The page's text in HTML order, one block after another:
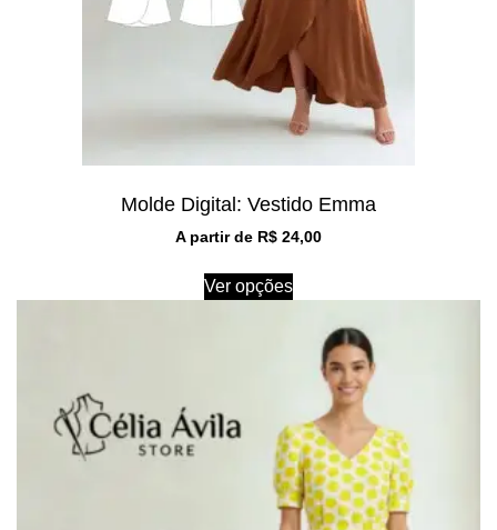
Molde Digital: Vestido Emma
A partir de R$ 24,00
Ver opções